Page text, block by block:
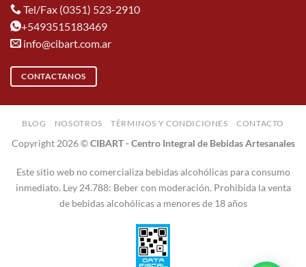
Tel/Fax (0351) 523-2910
+5493515183469
info@cibart.com.ar
CONTACTANOS
BLOG NOSOTROS TÉRMINOS Y CONDICIONES CONTACTO
Copyright 2026 ©CIBART - Centro Integral de Bebidas Artesanales
Este sitio web no comercializa bebidas alcohólicas para consumo
inmediato. Ley 24.788: Beber con moderación. Prohibida la venta
de bebidas alcohólicas a menores de 18 años